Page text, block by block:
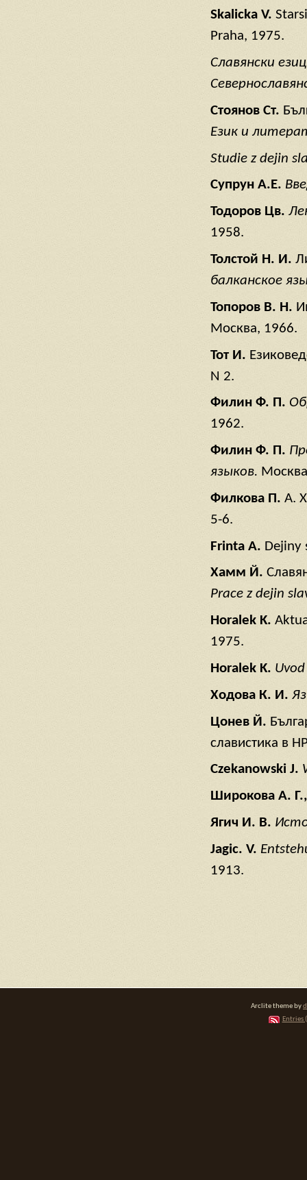
Skalicka V.
Praha, 1975.
Славянски
Стоянов Ст.
Език и
Studie z dejin
Супрун А.Е.
Тодоров Цв.
1958.
Толстой Н. И .
балканское
Топоров В. Н.
Москва, 1966.
Тот И.
N 2.
Филин Ф. П.
1962.
Филин Ф. П.
языков.
Филкова П. А.
5-6.
Frinta A. Dejiny
Хамм Й.
Prace z dejin
Horalek K.
1975.
Horalek K.
Ходова К. И.
Цонев Й.
славистика в
Czekanowski J.
Широкова А. Г
Ягич И . В.
Jagic. V.
1913.
Arclite theme by
Entries